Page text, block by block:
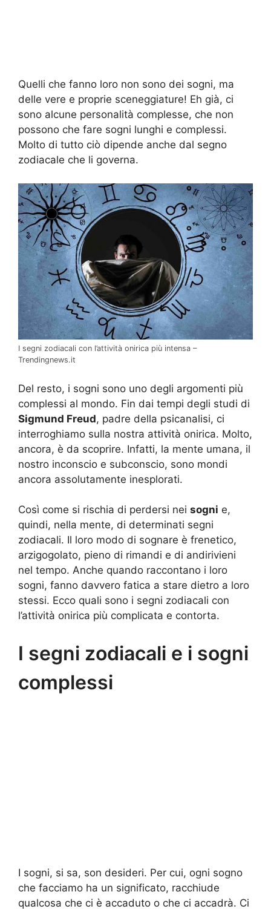
Quelli che fanno loro non sono dei sogni, ma
delle vere e proprie sceneggiature! Eh già, ci
sono alcune personalità complesse, che non
possono che fare sogni lunghi e complessi.
Molto di tutto ciò dipende anche dal segno
zodiacale che li governa.
I segni zodiacali con l’attività onirica più intensa –
Trendingnews.it
Del resto, i sogni sono uno degli argomenti più
complessi al mondo. Fin dai tempi degli studi di
Sigmund Freud, padre della psicanalisi, ci
interroghiamo sulla nostra attività onirica. Molto,
ancora, è da scoprire. Infatti, la mente umana, il
nostro inconscio e subconscio, sono mondi
ancora assolutamente inesplorati.
Così come si rischia di perdersi nei sogni e,
quindi, nella mente, di determinati segni
zodiacali. Il loro modo di sognare è frenetico,
arzigogolato, pieno di rimandi e di andirivieni
nel tempo. Anche quando raccontano i loro
sogni, fanno davvero fatica a stare dietro a loro
stessi. Ecco quali sono i segni zodiacali con
l’attività onirica più complicata e contorta.
I segni zodiacali e i sogni
complessi
I sogni, si sa, son desideri. Per cui, ogni sogno
che facciamo ha un significato, racchiude
qualcosa che ci è accaduto o che ci accadrà. Ci